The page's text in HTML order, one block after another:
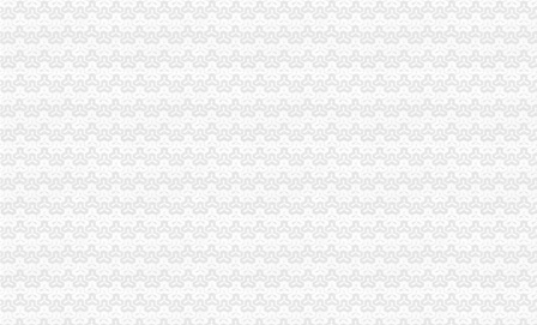
信誉好的越南进口零食品厂家越南进口代理-供应信息-环球经贸网
重庆验资开户：代办公司代办区县主城房地产开发资质,入渝备案,执
法国台灯/落地灯进口代理报关公司-报关服务-久久信息网
【58同城】重庆渝中大坪快递公司电话_快递价格_快专递
渝中区代办进出口公司流程
办理广州进出口权的流程有没有公司可以代办进出口权-广州58同城
代理进口清关报检流程_供应产品_东莞市聚海进出口报关有限公司
【深圳国际贸易公司注册流程条件P深圳进出口权代办】-南山前海易
其他产品进口流程|其他产品进口代理|华南亚东进出口有限公司
进出口权变更办理流程及所需资料？-企业法人变更流程,公司变更法
/上海代理进口旧设备报关】厂家,价格,图片_虎桥进出口贸易公司_
一般产品出口代理业务流程-进出口代理|进出口报关|进口代理|出口代理|
【镇江进出口公司注册_进出口公司注册流程_进出口公司注册代理】-